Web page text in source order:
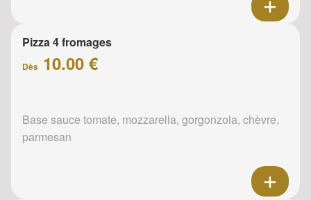
Pizza 4 fromages
Dès 10.00 €
Base sauce tomate, mozzarella, gorgonzola, chèvre,
parmesan